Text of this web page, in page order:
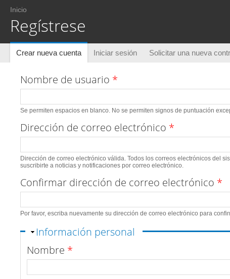
Usted está aquí
Inicio
Regístrese
Solapas principales
Crear nueva cuenta (solapa activa)
Iniciar sesión Solicitar una nueva
Nombre de usuario *
Se permiten espacios en blanco. No se permiten signos de puntuación
Dirección de correo electrónico *
Dirección de correo electrónico válida. Todos los correos electrónicos del
suscribirte a noticias y notificaciones por correo electrónico.
Confirmar dirección de correo electrónico *
Por favor, escriba nuevamente su dirección de correo electrónico para
Ocultar
Información personal
Nombre *